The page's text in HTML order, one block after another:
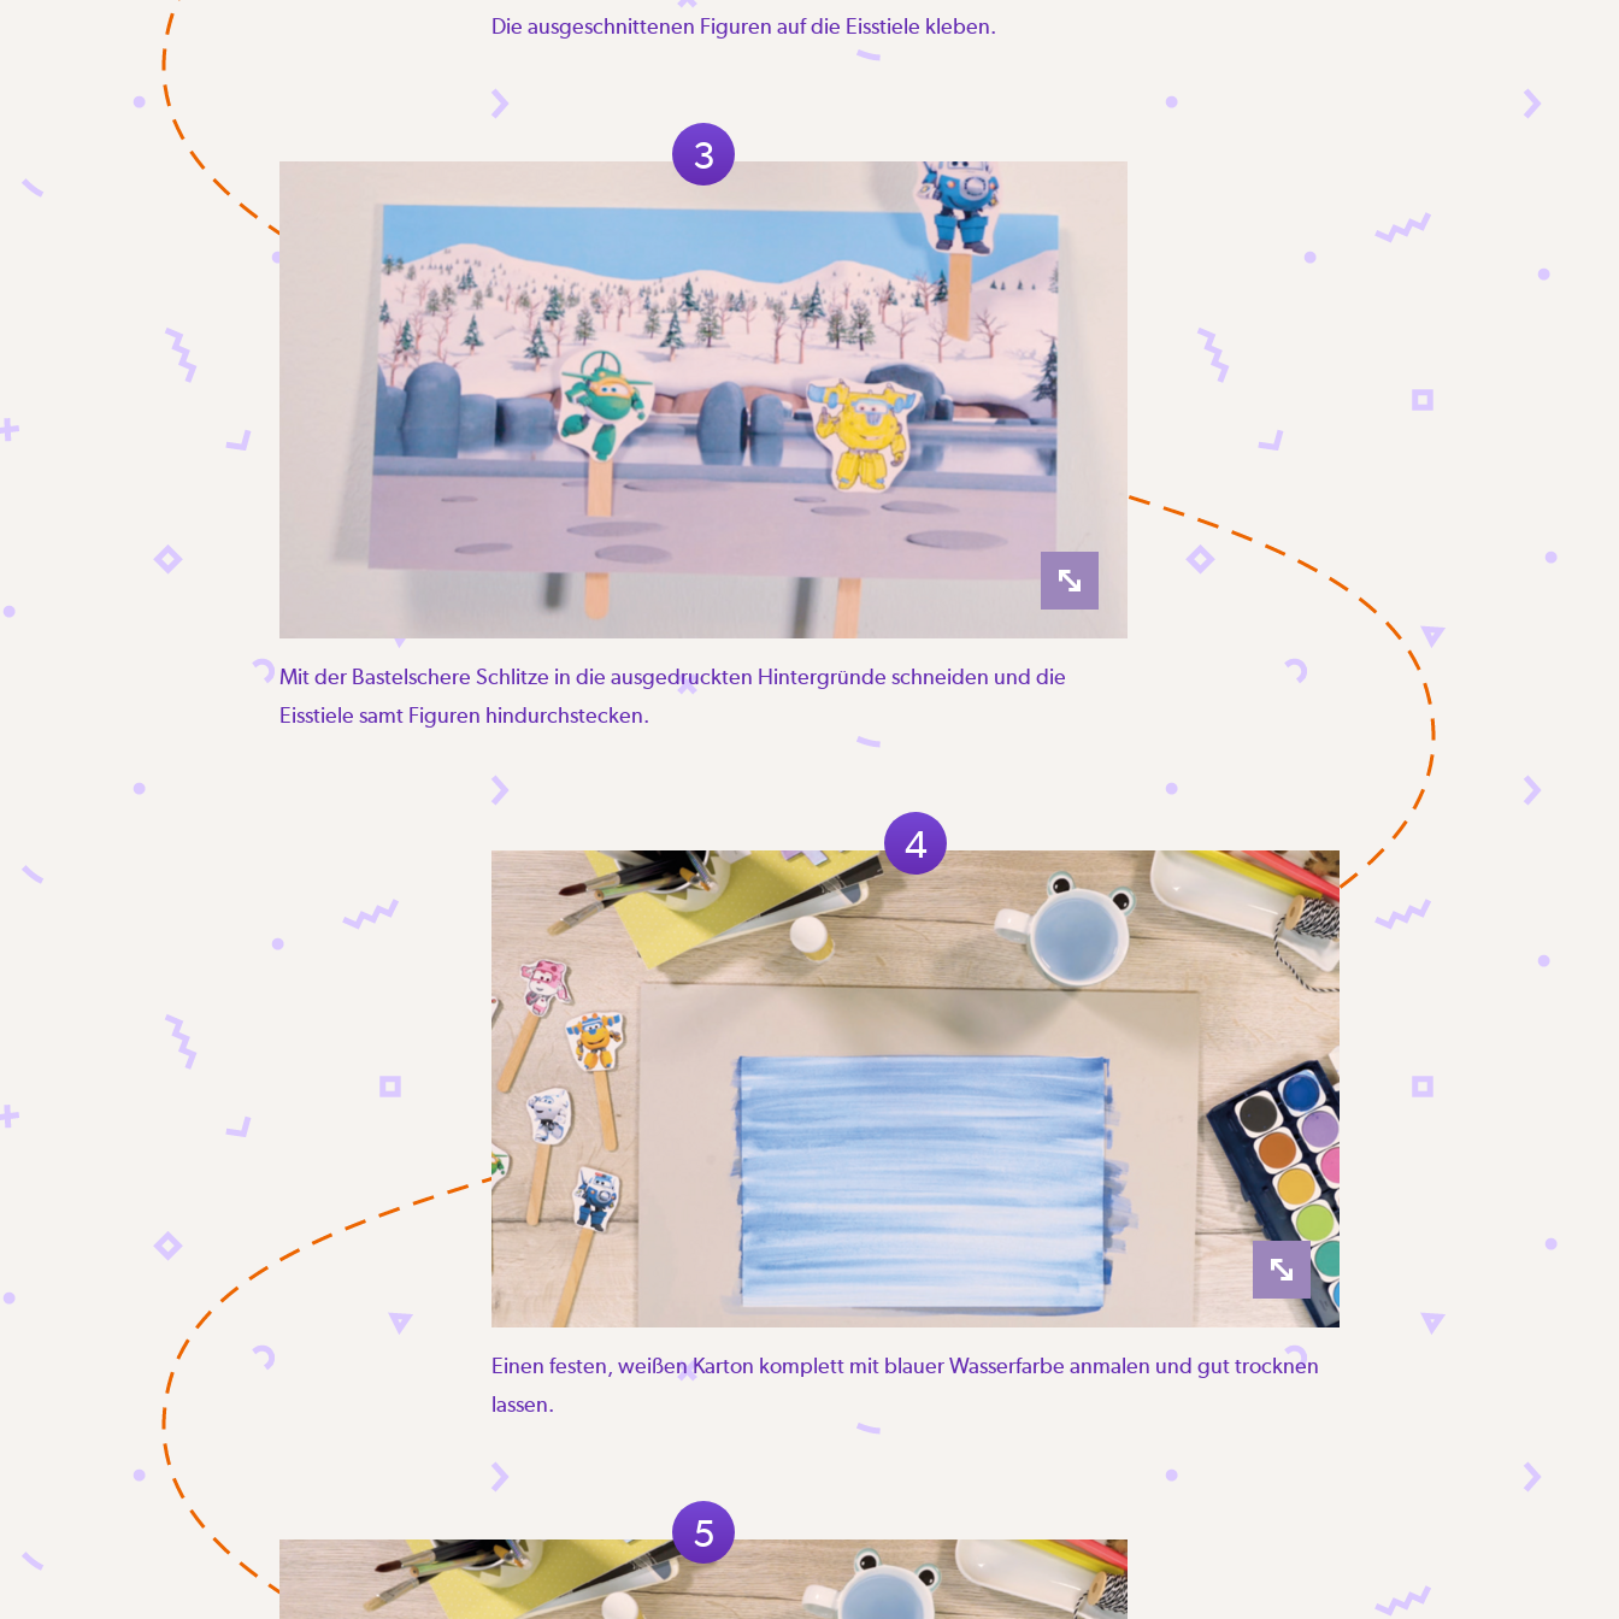
Die ausgeschnittenen Figuren auf die Eisstiele kleben.
3
Mit der Bastelschere Schlitze in die ausgedruckten Hintergründe schneiden und die
Eisstiele samt Figuren hindurchstecken.
4
Einen festen, weißen Karton komplett mit blauer Wasserfarbe anmalen und gut trocknen
lassen.
5